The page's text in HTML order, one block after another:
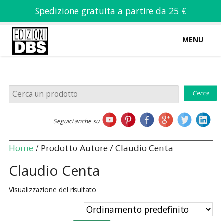
Spedizione gratuita a partire da 25 €
MENU
Home
Chi siamo
Libri
Seguici anche su
Home/ Prodotto Autore / Claudio Centa
Claudio Centa
Visualizzazione del risultato